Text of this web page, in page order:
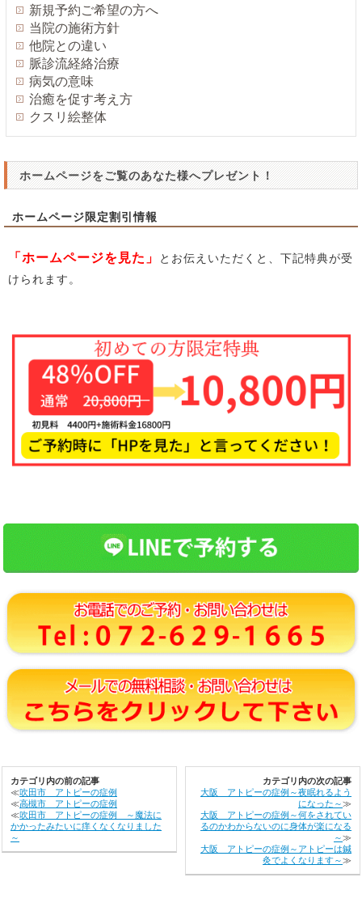
新規予約ご希望の方へ
当院の施術方針
他院との違い
脈診流経絡治療
病気の意味
治癒を促す考え方
クスリ絵整体
ホームページをご覧のあなた様へプレゼント！
ホームページ限定割引情報
「ホームページを見た」
とお伝えいただくと、下記特典が受
けられます。
カテゴリ内の前の記事
≪吹田市 アトピーの症例
≪高槻市 アトピーの症例
≪吹田市 アトピーの症例 ～魔法に
かかったみたいに痒くなくなりました
～
カテゴリ内の次の記事
大阪 アトピーの症例～夜眠れるよう
になった～≫
大阪 アトピーの症例～何をされてい
るのかわからないのに身体が楽になる
～≫
大阪 アトピーの症例～アトピーは鍼
灸でよくなります～≫